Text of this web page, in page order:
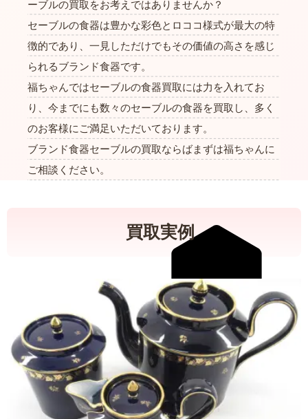
ーブルの買取をお考えではありませんか？
セーブルの食器は豊かな彩色とロココ様式が最大の特
徴的であり、一見しただけでもその価値の高さを感じ
られるブランド食器です。
福ちゃんではセーブルの食器買取には力を入れてお
り、今までにも数々のセーブルの食器を買取し、多く
のお客様にご満足いただいております。
ブランド食器セーブルの買取ならばまずは福ちゃんに
ご相談ください。
買取実例